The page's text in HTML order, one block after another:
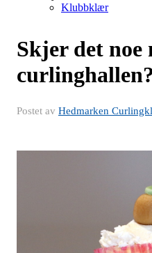
Klubbklær
Skjer det noe
curlinghallen?
Postet av Hedmarken